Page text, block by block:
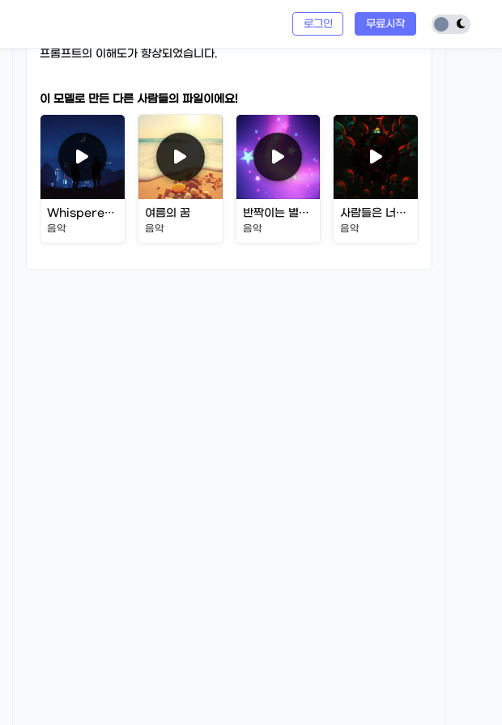
로그인 무료시작
펑크록, 째즈하우스 등 다양한 음악 장르가 추가되었습니다.
프롬프트의 이해도가 향상되었습니다.
이 모델로 만든 다른 사람들의 파일이에요!
Whispered Dreams
음악
여름의 꿈
음악
반짝이는 별빛 아래
음악
사람들은 너무 많은 착각으로 판단한다
음악